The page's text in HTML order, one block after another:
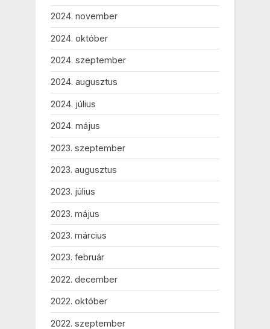
2024. november
2024. október
2024. szeptember
2024. augusztus
2024. július
2024. május
2023. szeptember
2023. augusztus
2023. július
2023. május
2023. március
2023. február
2022. december
2022. október
2022. szeptember